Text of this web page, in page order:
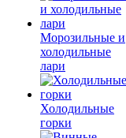
Морозильные и
холодильные
лари
Холодильные
горки